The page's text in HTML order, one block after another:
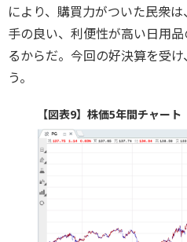
により、購買力がついた民衆
手の良い、利便性が高い日用
るからだ。今回の好決算を受
う。
【図表9】株価5年間チャート